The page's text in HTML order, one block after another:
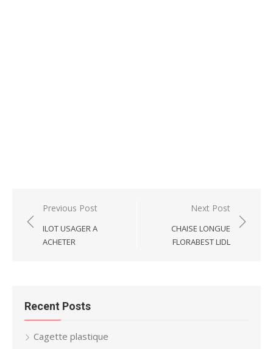
Post
navigation
Previous Post
ILOT USAGER A
ACHETER
Next Post
CHAISE LONGUE
FLORABEST LIDL
Recent Posts
Cagette plastique